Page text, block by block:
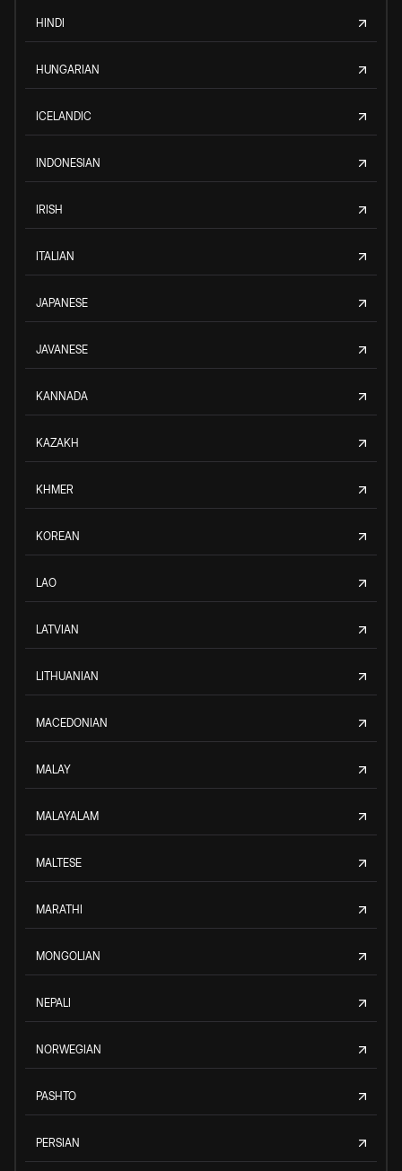
HINDI
HUNGARIAN
ICELANDIC
INDONESIAN
IRISH
ITALIAN
JAPANESE
JAVANESE
KANNADA
KAZAKH
KHMER
KOREAN
LAO
LATVIAN
LITHUANIAN
MACEDONIAN
MALAY
MALAYALAM
MALTESE
MARATHI
MONGOLIAN
NEPALI
NORWEGIAN
PASHTO
PERSIAN